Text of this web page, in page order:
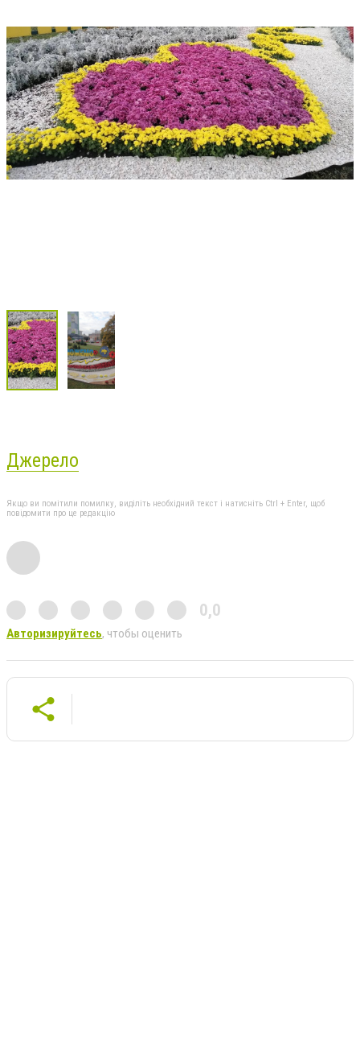
Джерело
Якщо ви помітили помилку, виділіть необхідний текст і натисніть Ctrl + Enter, щоб
повідомити про це редакцію
0,0
Авторизируйтесь, чтобы оценить